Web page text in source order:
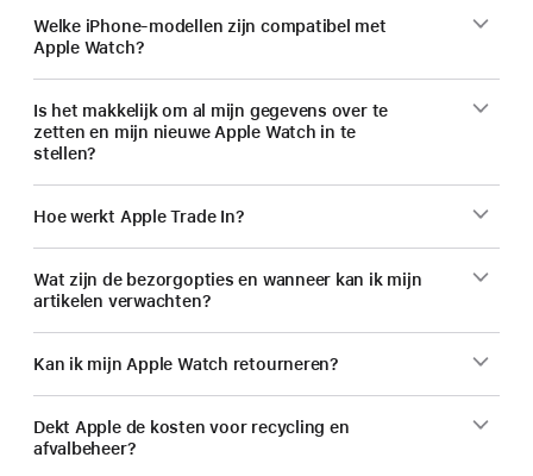
Welke iPhone-modellen zijn compatibel met
Apple Watch?
Is het makkelijk om al mijn gegevens over te
zetten en mijn nieuwe Apple Watch in te
stellen?
Hoe werkt Apple Trade In?
Wat zijn de bezorgopties en wanneer kan ik mijn
artikelen verwachten?
Kan ik mijn Apple Watch retourneren?
Dekt Apple de kosten voor recycling en
afvalbeheer?